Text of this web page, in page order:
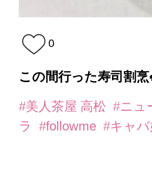
0
この間行った寿司割
#美人茶屋 高松 #ニュ
ラ
#followme #キャバ